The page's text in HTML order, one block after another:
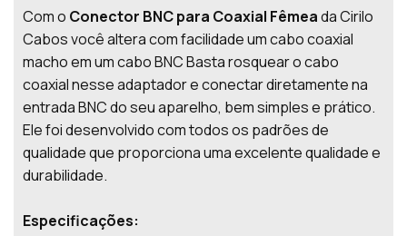
Com o Conector BNC para Coaxial Fêmeada Cirilo
Cabos você altera com facilidade um cabo coaxial
macho em um cabo BNC Basta rosquear o cabo
coaxial nesse adaptador e conectar diretamente na
entrada BNC do seu aparelho, bem simples e prático.
Ele foi desenvolvido com todos os padrões de
qualidade que proporciona uma excelente qualidade e
durabilidade.
Especificações: